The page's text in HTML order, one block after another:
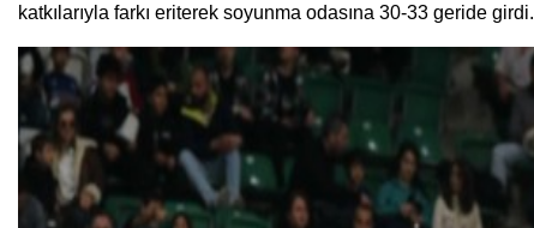
katkılarıyla farkı eriterek soyunma odasına 30-33 geride girdi.